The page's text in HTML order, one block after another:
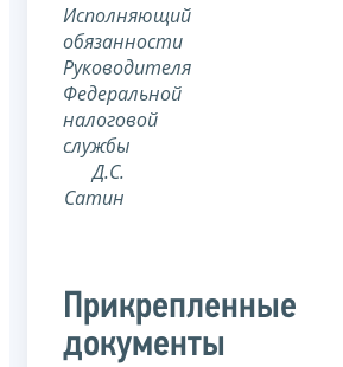
Исполняющий
обязанности
Руководителя
Федеральной
налоговой
службы
Д.С.
Сатин
Прикрепленные
документы